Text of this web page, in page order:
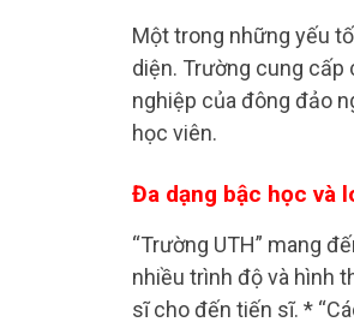
Một trong những yếu
diện. Trường cung
nghiệp của đông đảo
học viên.
Đa dạng bậc học và
“Trường UTH” mang
nhiều trình độ và hình
sĩ cho đến tiến sĩ. *